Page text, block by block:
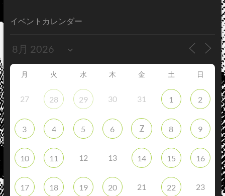
イベントカレンダー
月 火 水 木 金 土 日
27 28 29 30 31 1 2
3 4 5 6 7 8 9
10 11 12 13 14 15 16
17 18 19 20 21 22 23